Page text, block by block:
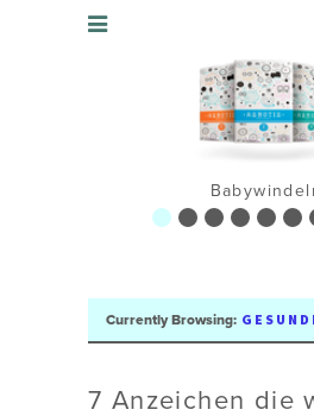
Currently Browsing:
7 Anzeichen die